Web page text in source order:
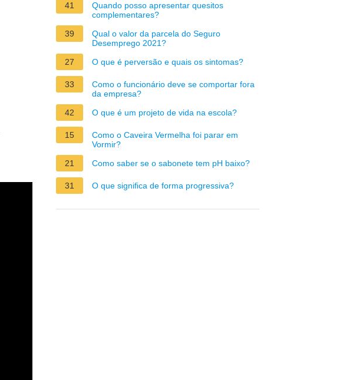
41
Quando posso apresentar quesitos
complementares?
39
Qual o valor da parcela do Seguro
Desemprego 2021?
27
O que é perversão e quais os sintomas?
33
Como o funcionário deve se comportar fora
da empresa?
42
O que é um projeto de vida na escola?
15
Como o Caveira Vermelha foi parar em
Vormir?
21
Como saber se o sabonete tem pH baixo?
31 O que significa de forma progressiva?